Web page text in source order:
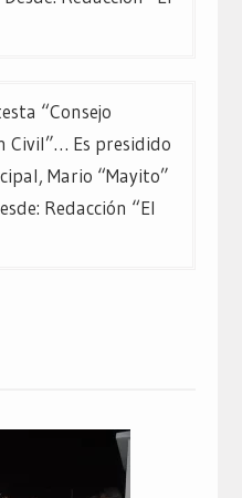
“Consejo
Civil”… Es presidido
Mario “Mayito”
Redacción “El